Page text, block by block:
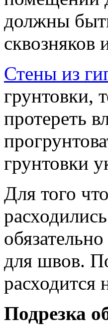
должны
сквозняков
Стены из
грунтовки,
протереть
грунтовки
Для того
для швов.
расходится
Подрезка